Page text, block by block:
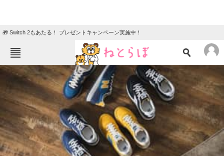
🎁 Switch 2もあたる！ プレゼントキャンペーン実施中！
ねとらぼメニュー
ニュース
エンタメ クイズ
グルメ 地域
住まい 教育・育児